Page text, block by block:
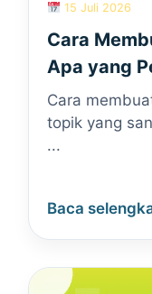
15 Juli 2026
Cara
Apa yang
Cara
topik yang
...
Baca